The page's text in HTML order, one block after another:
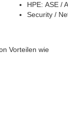
HPE: ASE /
Security /
Vorteilen wie